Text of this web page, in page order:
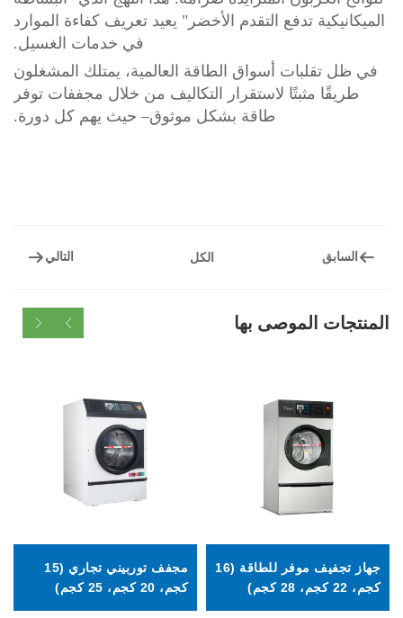
تدفع التقدم الأخضر" يعيد تعريف كفاءة الموارد
في خدمات الغسيل.
أسواق الطاقة العالمية، يمتلك المشغلون
لاستقرار التكاليف من خلال مجففات توفر
طاقة بشكل موثوق– حيث يهم كل دورة.
بها
جهاز تجفيف موفر للطاقة (16
مجفف توربيني تجاري (15
كجم، 20 كجم، 25 كجم)
مكواة بخار